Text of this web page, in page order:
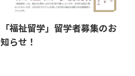
「福祉留学」留学者募集のお
知らせ！